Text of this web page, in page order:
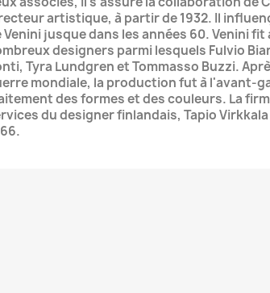
artistique, à partir de 1932. Il
Venini jusque dans les années 60. Venini fit
designers parmi lesquels Fulvio
Tyra Lundgren et Tommasso Buzzi.
mondiale, la production fut à l'avant-
des formes et des couleurs. La
du designer finlandais, Tapio